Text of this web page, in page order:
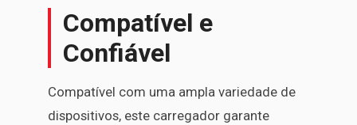
Compatível e
Confiável
Compatível com uma ampla variedade de
dispositivos, este carregador garante